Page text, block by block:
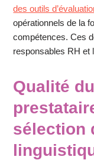
des outils
opérationnels de la
compétences. Ces
responsables RH et
Qualité
sélection